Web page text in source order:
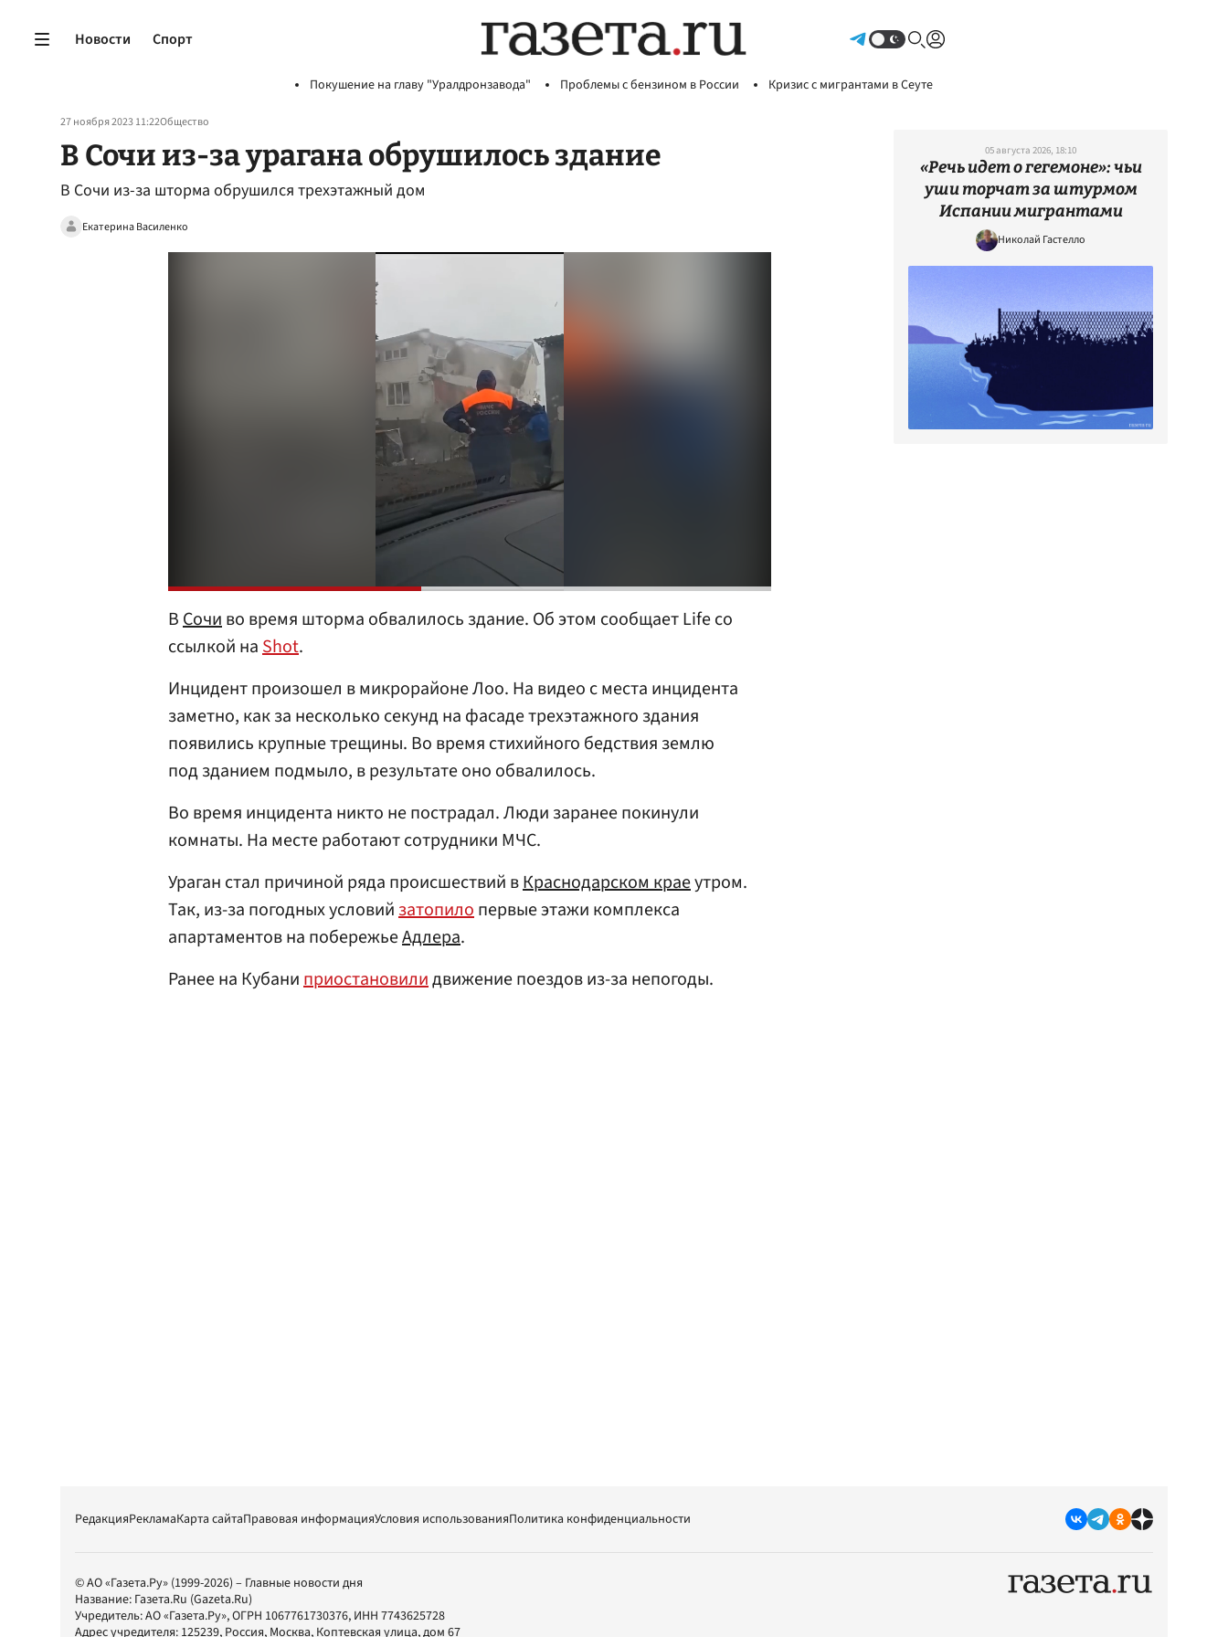
Новости Спорт
Покушение на главу "Уралдронзавода" Проблемы с бензином в России Кризис с мигрантами в Сеуте
27 ноября 2023 11:22Общество
В Сочи из-за урагана обрушилось здание
В Сочи из-за шторма обрушился трехэтажный дом
Екатерина Василенко
ВСочиво время шторма обвалилось здание. Об этом сообщает Life со
ссылкой наShot.
Инцидент произошел в микрорайоне Лоо. На видео с места инцидента
заметно, как за несколько секунд на фасаде трехэтажного здания
появились крупные трещины. Во время стихийного бедствия землю
под зданием подмыло, в результате оно обвалилось.
Во время инцидента никто не пострадал. Люди заранее покинули
комнаты. На месте работают сотрудники МЧС.
Ураган стал причиной ряда происшествий вКраснодарском краеутром.
Так, из-за погодных условийзатопилопервые этажи комплекса
апартаментов на побережьеАдлера.
Ранее на Кубаниприостановилидвижение поездов из-за непогоды.
05 августа 2026, 18:10
«Речь идет о гегемоне»: чьи
уши торчат за штурмом
Испании мигрантами
Николай Гастелло
РедакцияРекламаКарта сайтаПравовая информацияУсловия использованияПолитика конфиденциальности
© АО «Газета.Ру» (1999-2026) – Главные новости дня
Название: Газета.Ru (Gazeta.Ru)
Учредитель:АО «Газета.Ру», ОГРН 1067761730376, ИНН 7743625728
Адрес учредителя: 125239, Россия, Москва, Коптевская улица, дом 67